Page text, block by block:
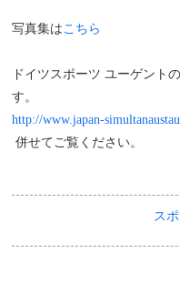
写真集はこちら
ドイツスポーツ ユーゲント
す。
http://www.japan-
併せてご覧ください。
ス